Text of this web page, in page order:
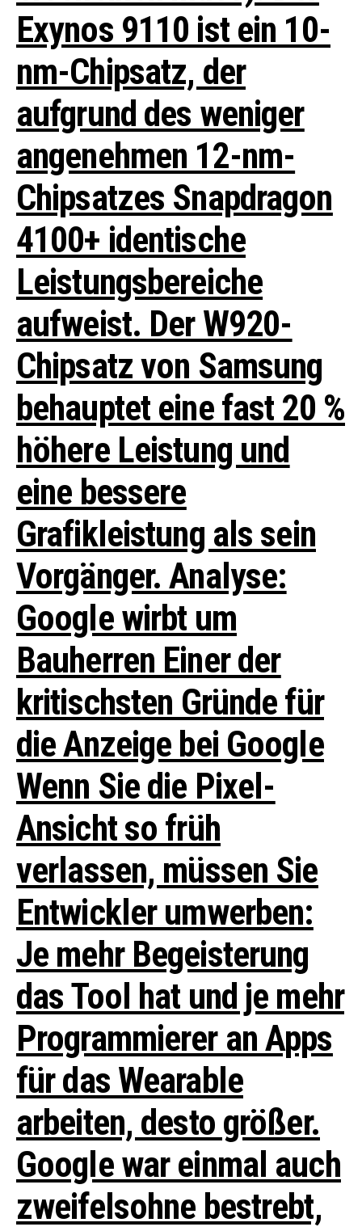
Exynos 9110 ist ein 10-
nm-Chipsatz, der
aufgrund des weniger
angenehmen 12-nm-
Chipsatzes Snapdragon
4100+ identische
Leistungsbereiche
aufweist. Der W920-
Chipsatz von Samsung
behauptet eine fast 20 %
höhere Leistung und
eine bessere
Grafikleistung als sein
Vorgänger. Analyse:
Google wirbt um
Bauherren Einer der
kritischsten Gründe für
die Anzeige bei Google
Wenn Sie die Pixel-
Ansicht so früh
verlassen, müssen Sie
Entwickler umwerben:
Je mehr Begeisterung
das Tool hat und je mehr
Programmierer an Apps
für das Wearable
arbeiten, desto größer.
Google war einmal auch
zweifelsohne bestrebt,